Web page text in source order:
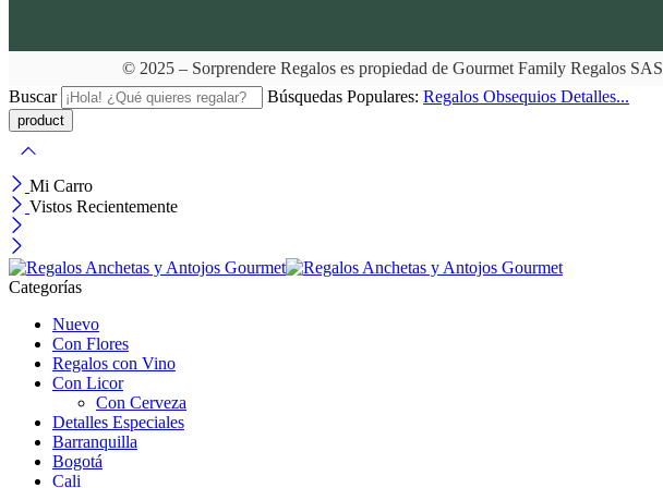
© 2025 – Sorprendere Regalos es propiedad de Gourmet Family Regalos SAS
Buscar
Búsquedas Populares: Regalos Obsequios Detalles...
Mi Carro
Vistos Recientemente
Categorías
Nuevo
Con Flores
Regalos con Vino
Con Licor
Con Cerveza
Detalles Especiales
Barranquilla
Bogotá
Cali